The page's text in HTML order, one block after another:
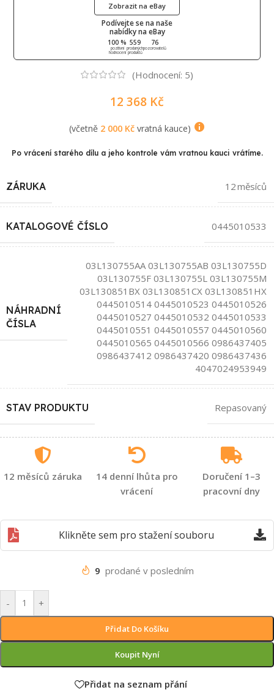
Podívejte se na naše
nabídky na eBay
100 %
pozitivní
hodnocení
559
prodaných
produktů
76
pozorovatelů
Zobrazit na eBay
(Hodnocení: 5)
12 368 Kč
(včetně 2 000 Kčvratná kauce)
Po vrácení starého dílu a jeho kontrole vám vratnou kauci vrátíme.
ZÁRUKA 12 měsíců
KATALOGOVÉ ČÍSLO 0445010533
NÁHRADNÍ
ČÍSLA
03L130755AA 03L130755AB 03L130755D
03L130755F 03L130755L 03L130755M
03L130851BX 03L130851CX 03L130851HX
0445010514 0445010523 0445010526
0445010527 0445010532 0445010533
0445010551 0445010557 0445010560
0445010565 0445010566 0986437405
0986437412 0986437420 0986437436
4047024953949
STAV PRODUKTU Repasovaný
12 měsíců záruka
14 denní lhůta pro
vrácení
Doručení 1–3
pracovní dny
Klikněte sem pro stažení souboru
9 prodané v posledním
- +
Přidat Do Košíku
Koupit Nyní
Přidat na seznam přání